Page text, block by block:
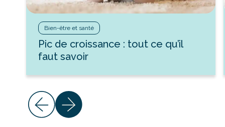
Bien-être et santé
Pic de croissance : tout ce qu’il
faut savoir